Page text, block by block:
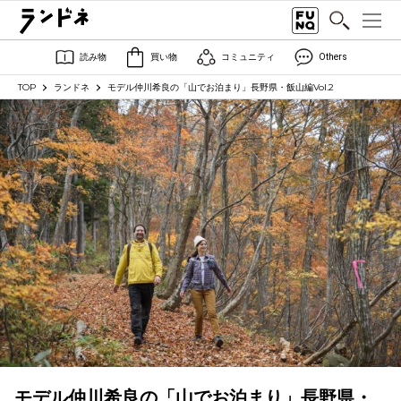
読み物 買い物 コミュニティ Others
TOP ランドネ モデル仲川希良の「山でお泊まり」長野県・飯山編Vol.2